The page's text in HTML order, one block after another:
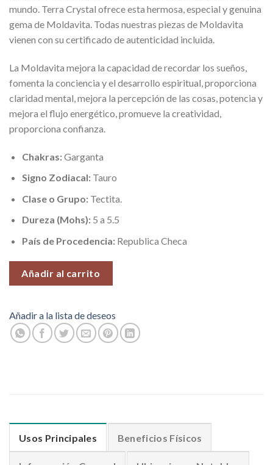
mundo. Terra Crystal ofrece esta hermosa, especial y genuina
gema de Moldavita. Todas nuestras piezas de Moldavita
vienen con su certificado de autenticidad incluida.
La Moldavita mejora la capacidad de recordar los sueños,
fomenta la conciencia y el desarrollo espiritual, proporciona
claridad mental, mejora la percepción de las cosas, potencia y
mejora el flujo energético, promueve la creatividad,
proporciona confianza.
Chakras:Garganta
Signo Zodiacal: Tauro
Clase o Grupo:Tectita.
Dureza (Mohs):5 a 5.5
País de Procedencia: Republica Checa
Añadir al carrito
Añadir a la lista de deseos
Usos Principales Beneficios Físicos